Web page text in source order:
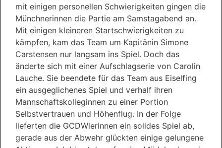
mit einigen personellen Schwierigkeiten gingen die
Münchnerinnen die Partie am Samstagabend an.
Mit einigen kleineren Startschwierigkeiten zu
kämpfen, kam das Team um Kapitänin Simone
Carstensen nur langsam ins Spiel. Doch das
änderte sich mit einer Aufschlagserie von Carolin
Lauche. Sie beendete für das Team aus Eiselfing
ein ausgeglichenes Spiel und verhalf ihren
Mannschaftskolleginnen zu einer Portion
Selbstvertrauen und Höhenflug. In der Folge
lieferten die GCDWlerinnen ein solides Spiel ab,
gerade aus der Abwehr glückten einige gelungene